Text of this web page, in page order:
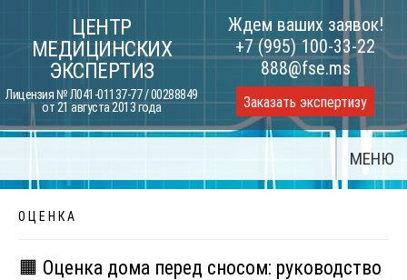
content
ЦЕНТР
МЕДИЦИНСКИХ
ЭКСПЕРТИЗ
Лицензия № Л041-01137-77 / 00288849
от 21 августа 2013 года
Ждем ваших заявок!
+7 (995) 100-33-22
888@fse.ms
Заказать экспертизу
МЕНЮ
О Ц Е Н К А
🟧 Оценка дома перед сносом: руководство